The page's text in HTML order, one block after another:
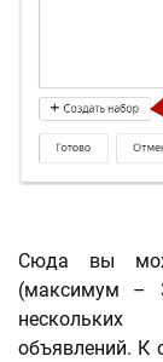
Сюда вы
(максимум –
нескольких
объявлений. К